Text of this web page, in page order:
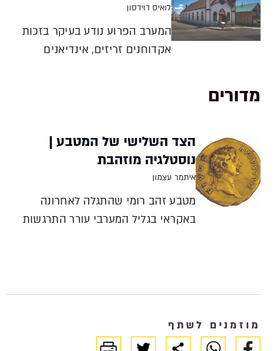
לואיס דוידסון
המערב הפרוע נודע בעיקר בזכות
אקדוחנים זריזים, אינדיאנים
ובמהמרים. לא רבים יודעים כי בין
המהגרים הרבים שנדדו מערבה
בתקופת הבהלה לזהב היו גם
מדורים
הצד השלישי של המטבע |
נוסטלגיה מוזהבת
איתמר עצמון
מטבע זהב רומי שהתגלה לאחרונה
באקראי בגליל המערבי עורר התרגשות
- שכמותו ידועה רק דוגמה אחת נוספת
לכאן אי
מוזמנים לשתף